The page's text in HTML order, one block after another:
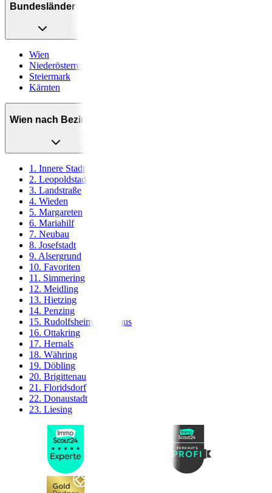
Bundesländer
Wien
Niederösterreich
Steiermark
Kärnten
Wien nach Bezirken
1. Innere Stadt
2. Leopoldstadt
3. Landstraße
4. Wieden
5. Margareten
6. Mariahilf
7. Neubau
8. Josefstadt
9. Alsergrund
10. Favoriten
11. Simmering
12. Meidling
13. Hietzing
14. Penzing
15. Rudolfsheim-Fünfhaus
16. Ottakring
17. Hernals
18. Währing
19. Döbling
20. Brigittenau
21. Floridsdorf
22. Donaustadt
23. Liesing